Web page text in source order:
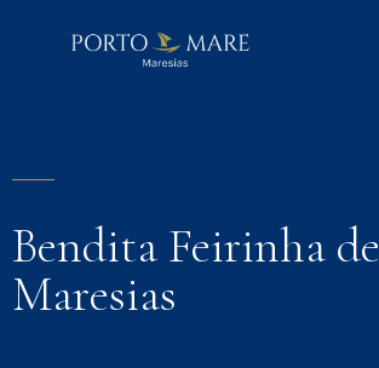
Bendita Feirinha de
Maresias